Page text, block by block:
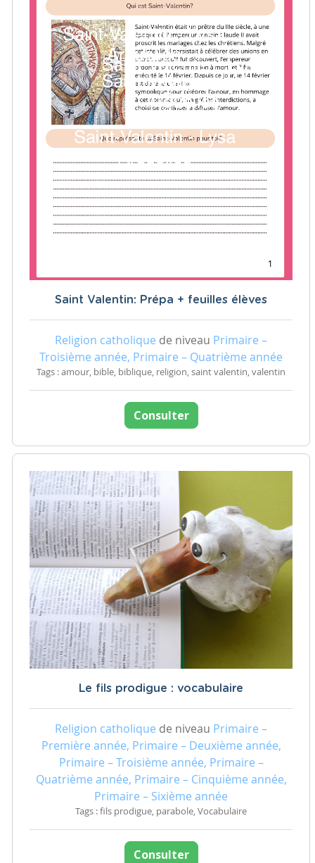
Saint Valentin: Prépa + feuilles élèves
Religion catholique de niveau Primaire –
Troisième année, Primaire – Quatrième année
Tags : amour, bible, biblique, religion, saint valentin, valentin
Consulter
Le fils prodigue : vocabulaire
Religion catholique de niveau Primaire –
Première année, Primaire – Deuxième année,
Primaire – Troisième année, Primaire –
Quatrième année, Primaire – Cinquième année,
Primaire – Sixième année
Tags : fils prodigue, parabole, Vocabulaire
Consulter